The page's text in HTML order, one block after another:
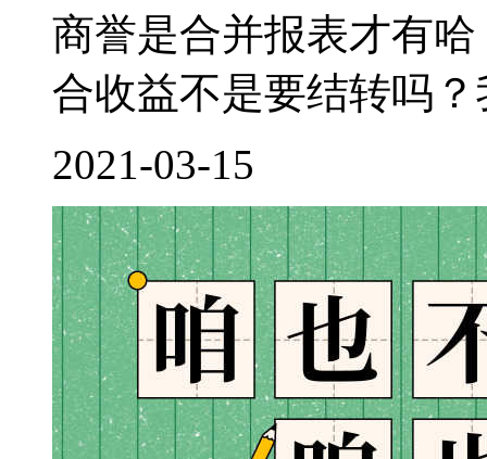
商誉是合并报表才有
合收益不是要结转吗
2021-03-15